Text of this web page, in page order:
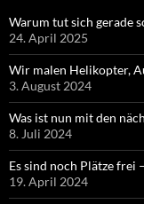
Warum tut sich gerade
24. April 2025
Wir malen Helikopter,
3. August 2024
Was ist nun mit den
8. Juli 2024
Es sind noch Plätze frei
19. April 2024